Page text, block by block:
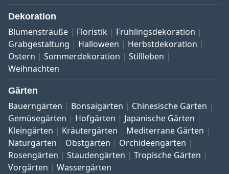
Dekoration
Blumensträuße Floristik
Frühlingsdekoration
Grabgestaltung
Halloween
Herbstdekoration
Ostern
Sommerdekoration
Stillleben
Weihnachten
Gärten
Bauerngärten Bonsaigärten
Chinesische Gärten
Gemüsegärten
Hofgärten
Japanische Gärten
Kleingärten
Kräutergärten
Mediterrane Gärten
Naturgärten
Obstgärten
Orchideengärten
Rosengärten
Staudengärten
Tropische Gärten
Vorgärten
Wassergärten